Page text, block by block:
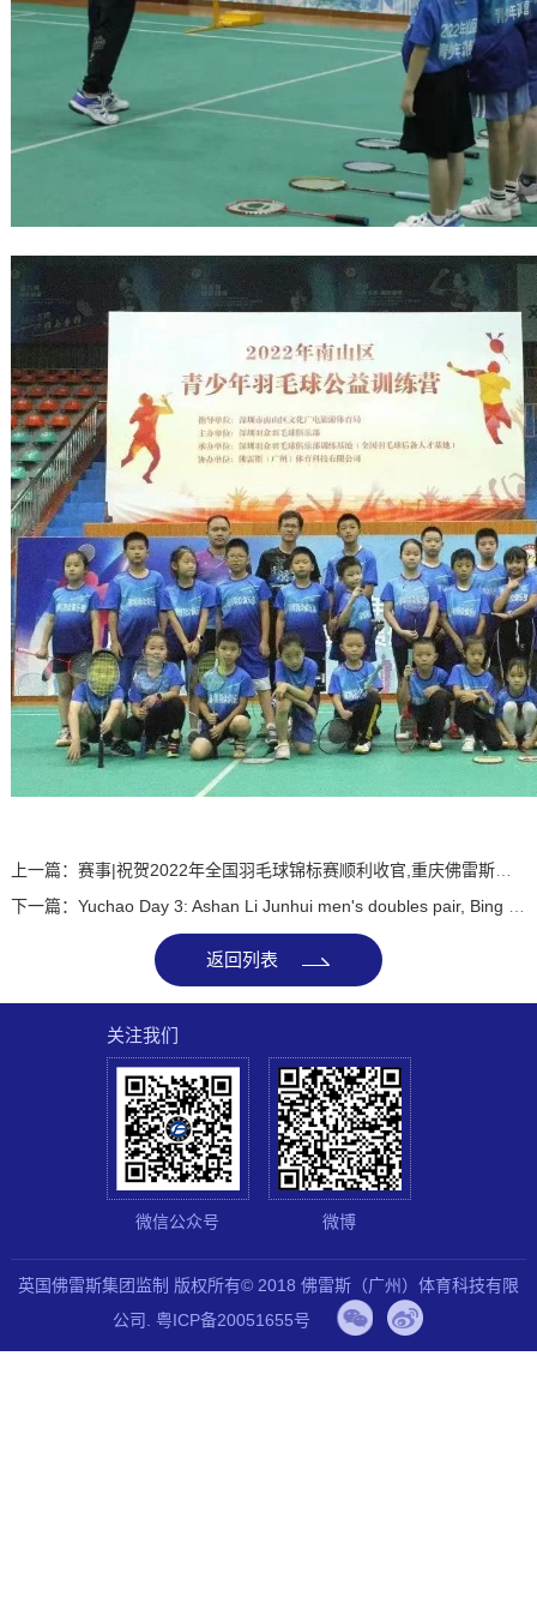
上一篇：赛事|祝贺2022年全国羽毛球锦标赛顺利收官,重庆佛雷斯队曾逸凡获得男单季军
返回列表
关注我们
微信公众号 微博
英国佛雷斯集团监制 版权所有© 2018 佛雷斯（广州）体育科技有限
公司. 粤ICP备20051655号